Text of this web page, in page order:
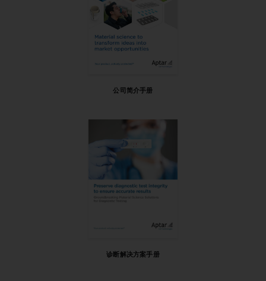
公司简介手册
诊断解决方案手册